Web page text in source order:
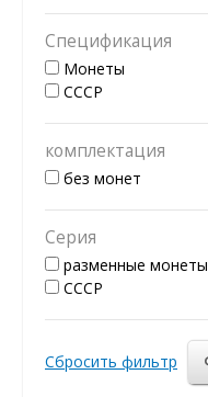
Спецификация
Монеты
СССР
комплектация
без монет
Серия
разменные монеты
СССР
Сбросить фильтр